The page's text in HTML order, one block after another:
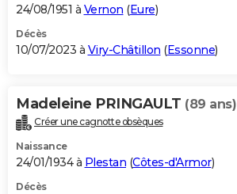
24/08/1951 à Vernon (Eure)
Décès
10/07/2023 à Viry-Châtillon (Essonne)
Madeleine PRINGAULT (89 ans)
Créer une cagnotte obsèques
Naissance
24/01/1934 à Plestan (Côtes-d'Armor)
Décès